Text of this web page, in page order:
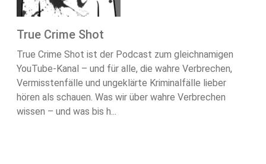
True Crime Shot
True Crime Shot ist der Podcast zum gleichnamigen
YouTube-Kanal – und für alle, die wahre Verbrechen,
Vermisstenfälle und ungeklärte Kriminalfälle lieber
hören als schauen. Was wir über wahre Verbrechen
wissen – und was bis h...